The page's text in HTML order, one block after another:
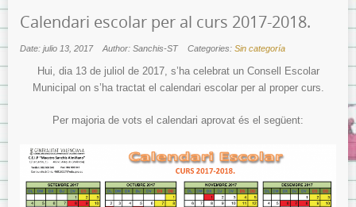
Calendari escolar per al curs 2017-2018.
Date: julio 13, 2017 Author: Sanchis-ST Categories: Sin categoría
Hui, dia 13 de juliol de 2017, s’ha celebrat un Consell Escolar
Municipal on s’ha tractat el calendari escolar per al proper curs.
Per majoria de vots el calendari aprovat és el següent: